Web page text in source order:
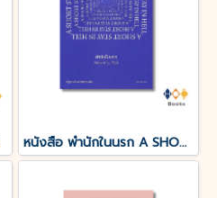
หนังสือ พำนักในนรก A SHORT STAY IN HELL